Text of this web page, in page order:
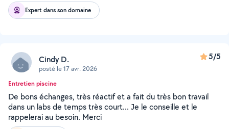
Expert dans son domaine
Cindy D.
posté le 17 avr. 2026
5/5
Entretien piscine
De bons échanges, très réactif et a fait du très bon travail
dans un labs de temps très court... Je le conseille et le
rappelerai au besoin. Merci